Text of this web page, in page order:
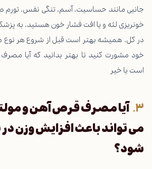
جانبی مانند حساسیت، آسم، تنگی نفس، تورم
خونریزی لثه و یا افت فشار خون هستید، به
در کل، همیشه بهتر است قبل از شروع هر نوع
خود مشورت کنید تا بهتر بدانید که آیا
است یا خیر
آیا مصرف قرص آهن و
می تواند باعث افزایش وزن در
شود؟